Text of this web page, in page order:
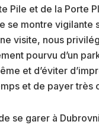
Pile et de la Porte
se montre vigilante
visite, nous
pourvu d’un
et d’éviter
et de payer très